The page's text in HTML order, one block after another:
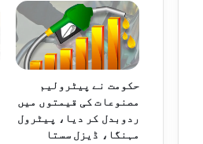
حکومت نے پیٹرولیم
مصنوعات کی قیمتوں میں
ردوبدل کر دیا، پیٹرول
مہنگا، ڈیزل سستا